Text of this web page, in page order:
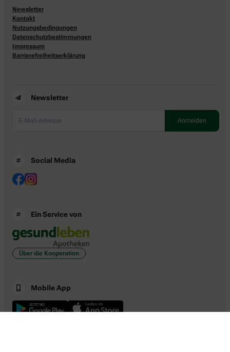
Nutzungsbedingungen
Datenschutzbestimmungen
Impressum
Barrierefreiheitserklärung
Über die Kooperation